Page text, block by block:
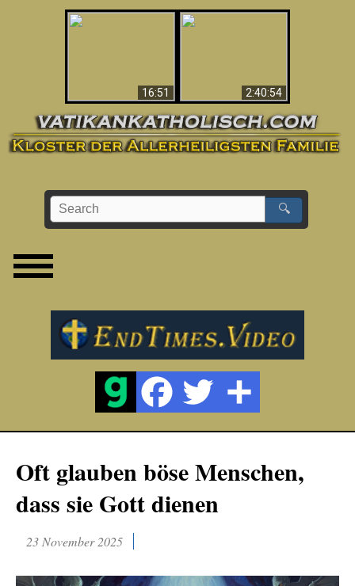
16:51
2:40:54
🔍
Oft glauben böse Menschen,
dass sie Gott dienen
23 November 2025